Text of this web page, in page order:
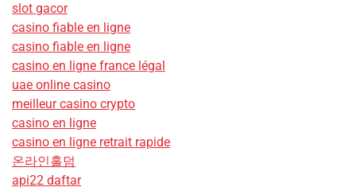
slot gacor
casino fiable en ligne
casino fiable en ligne
casino en ligne france légal
uae online casino
meilleur casino crypto
casino en ligne
casino en ligne retrait rapide
온라인홀덤
api22 daftar